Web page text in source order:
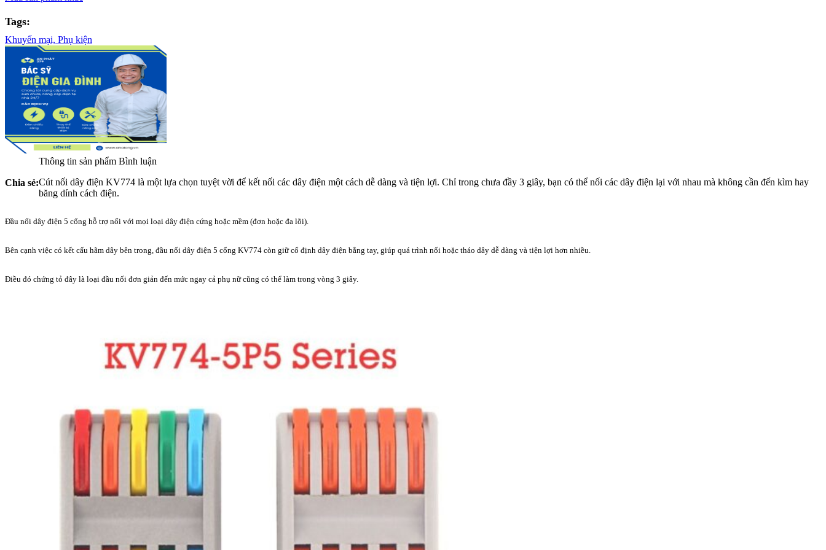
Tags:
Khuyến mại, Phụ kiện
Chia sẻ:
Thông tin sản phẩm Bình luận
Cút nối dây điện KV774 là một lựa chọn tuyệt vời để kết nối các dây điện một cách dễ dàng và tiện lợi. Chỉ trong chưa đầy 3 giây, bạn có thể nối các dây điện lại với nhau mà không cần đến kìm hay
băng dính cách điện.
Đầu nối dây điện 5 cổng hỗ trợ nối với mọi loại dây điện cứng hoặc mềm (đơn hoặc đa lõi).
Bên cạnh việc có kết cấu hãm dây bên trong, đầu nối dây điện 5 cổng KV774 còn giữ cố định dây điện bằng tay, giúp quá trình nối hoặc tháo dây dễ dàng và tiện lợi hơn nhiều.
Điều đó chứng tỏ đây là loại đầu nối đơn giản đến mức ngay cả phụ nữ cũng có thể làm trong vòng 3 giây.